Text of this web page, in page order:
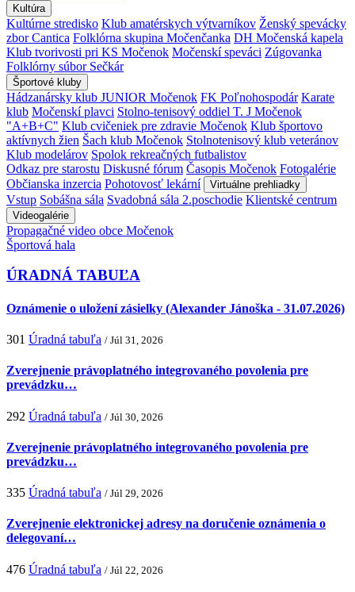
Kultúra
Kultúrne stredisko Klub amatérskych výtvarníkov Ženský spevácky
zbor Cantica Folklórna skupina Močenčanka DH Močenská kapela
Klub tvorivosti pri KS Močenok Močenskí speváci Zúgovanka
Folklórny súbor Sečkár
Športové kluby
Hádzanársky klub JUNIOR Močenok FK Poľnohospodár Karate
klub Močenskí plavci Stolno-tenisový oddiel T. J Močenok
"A+B+C" Klub cvičeniek pre zdravie Močenok Klub športovo
aktívnych žien Šach klub Močenok Stolnotenisový klub veteránov
Klub modelárov Spolok rekreačných futbalistov
Odkaz pre starostu Diskusné fórum Časopis Močenok Fotogalérie
Občianska inzercia Pohotovosť lekární Virtuálne prehliadky
Vstup Sobášna sála Svadobná sála 2.poschodie Klientské centrum
Videogalérie
Propagačné video obce Močenok
Športová hala
ÚRADNÁ TABUĽA
Oznámenie o uložení zásielky (Alexander Jánoška - 31.07.2026)
301 Úradná tabuľa / Júl 31, 2026
Zverejnenie právoplatného integrovaného povolenia pre
prevádzku…
292 Úradná tabuľa / Júl 30, 2026
Zverejnenie právoplatného integrovaného povolenia pre
prevádzku…
335 Úradná tabuľa / Júl 29, 2026
Zverejnenie elektronickej adresy na doručenie oznámenia o
delegovaní…
476 Úradná tabuľa / Júl 22, 2026